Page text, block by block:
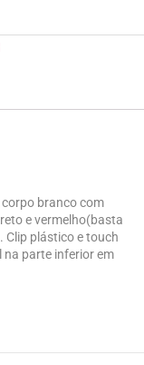
branco com
e vermelho(basta
Clip plástico e touch
na parte inferior em